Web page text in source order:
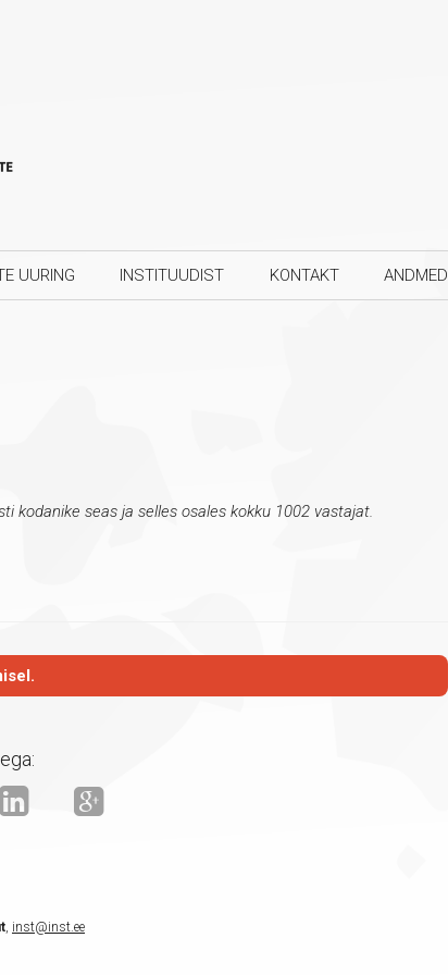
UURING INSTITUUDIST KONTAKT ANDMED
kodanike seas ja selles osales kokku 1002 vastajat.
, inst@inst.ee